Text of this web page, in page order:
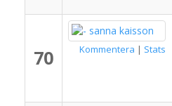
70 Kommentera | Stats